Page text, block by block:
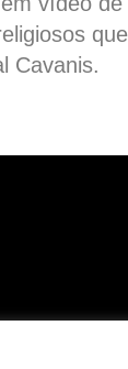
Cavanis.